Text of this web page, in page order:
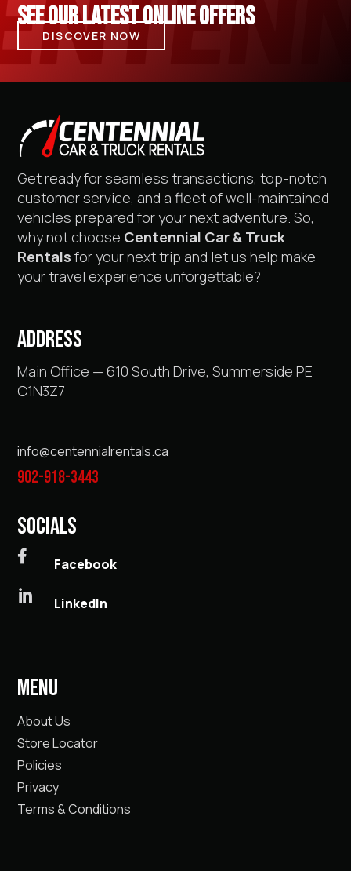
SEE OUR LATEST ONLINE OFFERS
DISCOVER NOW
Get ready for seamless transactions, top-notch
customer service, and a fleet of well-maintained
vehicles prepared for your next adventure. So,
why not choose Centennial Car & Truck
Rentals for your next trip and let us help make
your travel experience unforgettable?
ADDRESS
Main Office — 610 South Drive, Summerside PE
C1N3Z7
info@centennialrentals.ca
902-918-3443
SOCIALS
 Facebook
 LinkedIn
MENU
About Us
Store Locator
Policies
Privacy
Terms & Conditions